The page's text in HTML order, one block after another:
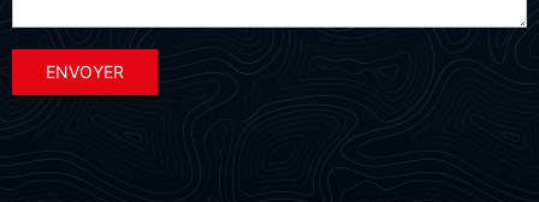
ENVOYER